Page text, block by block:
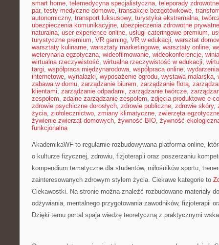
smart home, telemedycyna specjalistyczna, teleporady zdrowotne
par, testy medyczne domowe, transakcje bezgotówkowe,
autonomiczny, transport luksusowy, turystyka ekstremalna,
ubezpieczenia komunikacyjne, ubezpieczenia zdrowotne prywatne
naturalna, user experience online, usługi cateringowe premium,
turystyczne premium, VR gaming, VR w edukacji, warsztat
warsztaty kulinarne, warsztaty marketingowe, warsztaty online,
weterynaria egzotyczna, wideofilmowanie, wideokonferencje,
wirtualna rzeczywistość, wirtualna rzeczywistość w edukacji,
targi, współpraca międzynarodowa, współpraca online,
internetowe, wynalazki, wyposażenie ogrodu, wystawa malarska,
zabawa w domu, zarządzanie biurem, zarządzanie flotą,
klientami, zarządzanie odpadami, zarządzanie twórcze,
zespołem, zdalne zarządzanie zespołem, zdjęcia produktowe e-
zdrowie psychiczne dorosłych, zdrowie publiczne, zdrowie skóry,
życia, ziołolecznictwo, zmiany klimatyczne, zwierzęta
żywienie zwierząt domowych, żywność BIO, żywność
funkcjonalna
AkademikaWF to regularnie rozbudowywana platforma online,
o kulturze fizycznej, zdrowiu, fizjoterapii oraz poszerzaniu
kompendium tematyczne dla studentów, miłośników sportu,
zainteresowanych zdrowym stylem życia. Ciekawe kategorie to
Ciekawostki. Na stronie można znaleźć rozbudowane materiały
odżywiania, mentalnego przygotowania zawodników, fizjoterapii
Dzięki temu portal spaja wiedzę teoretyczną z praktycznymi